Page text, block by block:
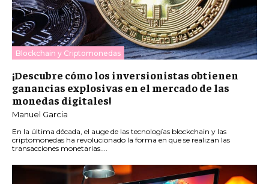
Blockchain y Criptomonedas
¡Descubre cómo los inversionistas obtienen
ganancias explosivas en el mercado de las
monedas digitales!
Manuel Garcia
En la última década, el auge de las tecnologías blockchain y las
criptomonedas ha revolucionado la forma en que se realizan las
transacciones monetarias....